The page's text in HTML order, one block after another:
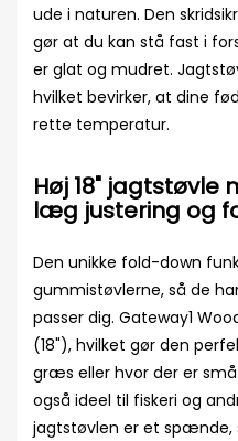
ude i naturen. Den
gør at du kan stå fast i
er glat og mudret.
hvilket bevirker, at dine
rette temperatur.
Høj 18" jagtstøvle
læg justering og
Den unikke fold-down
gummistøvlerne, så de
passer dig. Gateway1
(18"), hvilket gør den
græs eller hvor der er
også ideel til fiskeri og
jagtstøvlen er et spænde,